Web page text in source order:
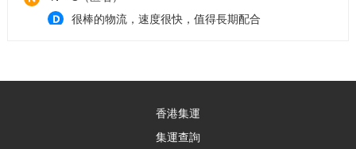
很棒的物流，速度很快，值得長期配合
完美。客服小姊姊好貼心，放心買，我好了。
香港集運
集運查詢